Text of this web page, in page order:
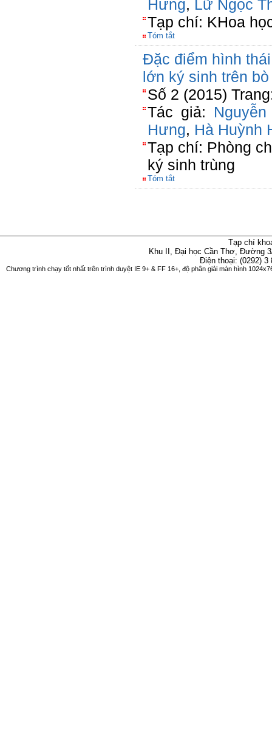
Hưng, Lữ Ngọc
Tạp chí: KHoa
Tóm tắt
Đặc điểm hình
lớn ký sinh trên
Số 2 (2015)
Tác giả:
Hưng, Hà Huỳnh
Tạp chí: Phòng
ký sinh trùng
Tóm tắt
Tạp chí
Khu II, Đại học Cần Thơ, Đường
Điện thoại: (0292)
Chương trình chạy tốt nhất trên trình duyệt IE 9+ & FF 16+, độ phân giải màn hình